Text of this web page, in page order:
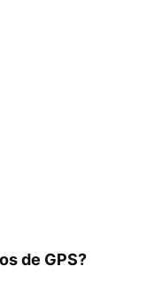
de GPS?